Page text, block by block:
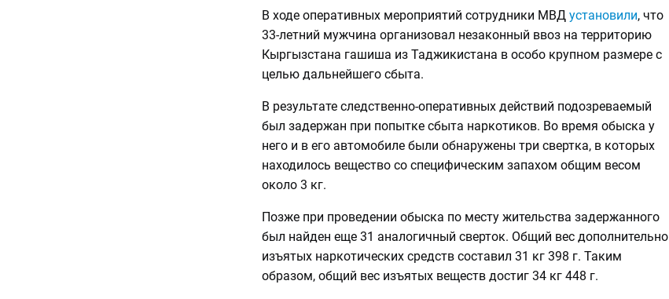
В ходе оперативных мероприятий сотрудники МВД установили, что
33-летний мужчина организовал незаконный ввоз на территорию
Кыргызстана гашиша из Таджикистана в особо крупном размере с
целью дальнейшего сбыта.
В результате следственно-оперативных действий подозреваемый
был задержан при попытке сбыта наркотиков. Во время обыска у
него и в его автомобиле были обнаружены три свертка, в которых
находилось вещество со специфическим запахом общим весом
около 3 кг.
Позже при проведении обыска по месту жительства задержанного
был найден еще 31 аналогичный сверток. Общий вес дополнительно
изъятых наркотических средств составил 31 кг 398 г. Таким
образом, общий вес изъятых веществ достиг 34 кг 448 г.